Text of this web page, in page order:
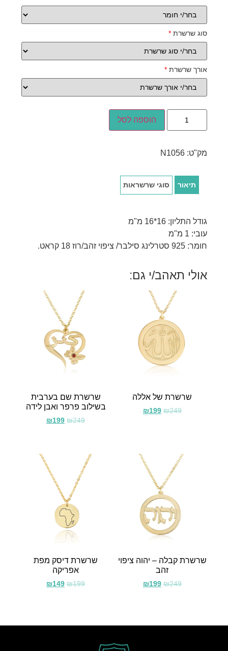
סוג שרשרת*
אורך שרשרת*
הוספה לסל
מק"ט:N1056
תיאור סוגי שרשראות
גודל התליון: 16*16 מ"מ
עובי: 1 מ"מ
חומר: 925 סטרלינג סילבר/ ציפוי זהב/רוז 18 קראט.
אולי תאהב/י גם:
שרשרת של אללה
₪249
₪199
שרשרת שם בערבית
בשילוב פרפר ואבן לידה
₪249
₪199
שרשרת קבלה – יהוה ציפוי
זהב
₪249
₪199
שרשרת דיסק מפת
אפריקה
₪199
₪149